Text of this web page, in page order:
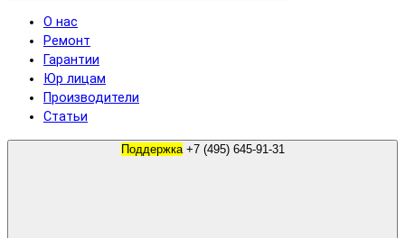
О нас
Ремонт
Гарантии
Юр лицам
Производители
Статьи
Поддержка